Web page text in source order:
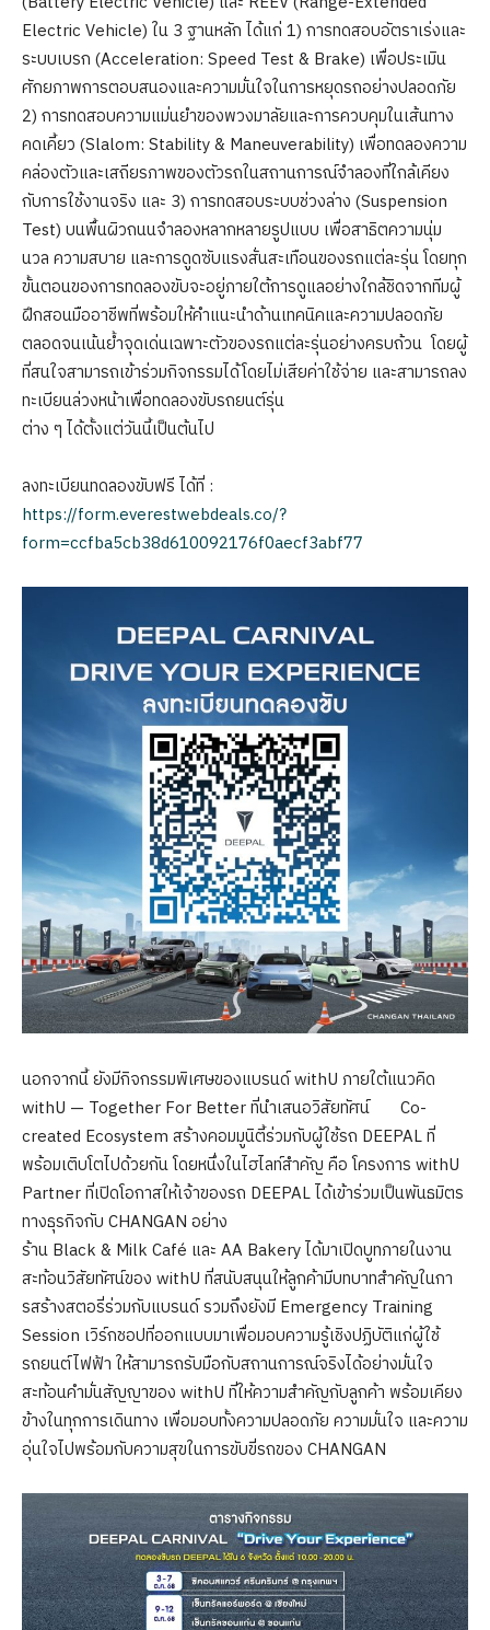
Electric Vehicle) ใน 3 ฐานหลัก ได้แก่ 1) การทดสอบอัตราเร่งและ
ระบบเบรก (Acceleration: Speed Test & Brake) เพื่อประเมิน
ศักยภาพการตอบสนองและความมั่นใจในการหยุดรถอย่างปลอดภัย
2) การทดสอบความแม่นยำของพวงมาลัยและการควบคุมในเส้นทาง
คดเคี้ยว (Slalom: Stability & Maneuverability) เพื่อทดลองความ
คล่องตัวและเสถียรภาพของตัวรถในสถานการณ์จำลองที่ใกล้เคียง
กับการใช้งานจริง และ 3) การทดสอบระบบช่วงล่าง (Suspension
Test) บนพื้นผิวถนนจำลองหลากหลายรูปแบบ เพื่อสาธิตความนุ่ม
นวล ความสบาย และการดูดซับแรงสั่นสะเทือนของรถแต่ละรุ่น โดยทุก
ขั้นตอนของการทดลองขับจะอยู่ภายใต้การดูแลอย่างใกล้ชิดจากทีมผู้
ฝึกสอนมืออาชีพที่พร้อมให้คำแนะนำด้านเทคนิคและความปลอดภัย
ตลอดจนเน้นย้ำจุดเด่นเฉพาะตัวของรถแต่ละรุ่นอย่างครบถ้วน โดยผู้
ที่สนใจสามารถเข้าร่วมกิจกรรมได้โดยไม่เสียค่าใช้จ่าย และสามารถลง
ทะเบียนล่วงหน้าเพื่อทดลองขับรถยนต์รุ่น
ต่าง ๆ ได้ตั้งแต่วันนี้เป็นต้นไป
ลงทะเบียนทดลองขับฟรี ได้ที่ :
https://form.everestwebdeals.co/?
form=ccfba5cb38d610092176f0aecf3abf77
นอกจากนี้ ยังมีกิจกรรมพิเศษของแบรนด์ withU ภายใต้แนวคิด
withU — Together For Better ที่นำเสนอวิสัยทัศน์ Co-
created Ecosystem สร้างคอมมูนิตี้ร่วมกับผู้ใช้รถ DEEPAL ที่
พร้อมเติบโตไปด้วยกัน โดยหนึ่งในไฮไลท์สำคัญ คือ โครงการ withU
Partner ที่เปิดโอกาสให้เจ้าของรถ DEEPAL ได้เข้าร่วมเป็นพันธมิตร
ทางธุรกิจกับ CHANGAN อย่าง
ร้าน Black & Milk Café และ AA Bakery ได้มาเปิดบูทภายในงาน
สะท้อนวิสัยทัศน์ของ withU ที่สนับสนุนให้ลูกค้ามีบทบาทสำคัญในกา
รสร้างสตอรี่ร่วมกับแบรนด์ รวมถึงยังมี Emergency Training
Session เวิร์กชอปที่ออกแบบมาเพื่อมอบความรู้เชิงปฏิบัติแก่ผู้ใช้
รถยนต์ไฟฟ้า ให้สามารถรับมือกับสถานการณ์จริงได้อย่างมั่นใจ
สะท้อนคำมั่นสัญญาของ withU ที่ให้ความสำคัญกับลูกค้า พร้อมเคียง
ข้างในทุกการเดินทาง เพื่อมอบทั้งความปลอดภัย ความมั่นใจ และความ
อุ่นใจไปพร้อมกับความสุขในการขับขี่รถของ CHANGAN